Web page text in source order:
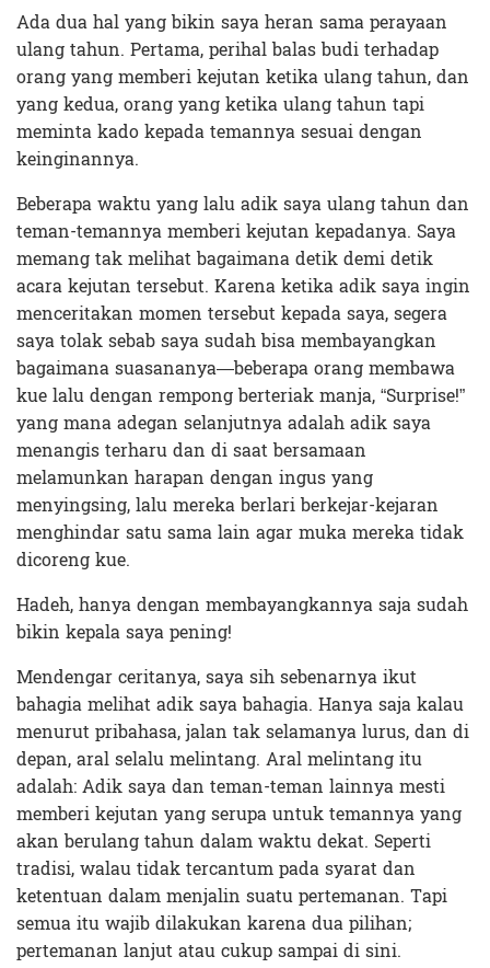
Ada dua hal yang bikin saya heran sama perayaan
ulang tahun. Pertama, perihal balas budi terhadap
orang yang memberi kejutan ketika ulang tahun, dan
yang kedua, orang yang ketika ulang tahun tapi
meminta kado kepada temannya sesuai dengan
keinginannya.
Beberapa waktu yang lalu adik saya ulang tahun dan
teman-temannya memberi kejutan kepadanya. Saya
memang tak melihat bagaimana detik demi detik
acara kejutan tersebut. Karena ketika adik saya ingin
menceritakan momen tersebut kepada saya, segera
saya tolak sebab saya sudah bisa membayangkan
bagaimana suasananya—beberapa orang membawa
kue lalu dengan rempong berteriak manja, “Surprise!”
yang mana adegan selanjutnya adalah adik saya
menangis terharu dan di saat bersamaan
melamunkan harapan dengan ingus yang
menyingsing, lalu mereka berlari berkejar-kejaran
menghindar satu sama lain agar muka mereka tidak
dicoreng kue.
Hadeh, hanya dengan membayangkannya saja sudah
bikin kepala saya pening!
Mendengar ceritanya, saya sih sebenarnya ikut
bahagia melihat adik saya bahagia. Hanya saja kalau
menurut pribahasa, jalan tak selamanya lurus, dan di
depan, aral selalu melintang. Aral melintang itu
adalah: Adik saya dan teman-teman lainnya mesti
memberi kejutan yang serupa untuk temannya yang
akan berulang tahun dalam waktu dekat. Seperti
tradisi, walau tidak tercantum pada syarat dan
ketentuan dalam menjalin suatu pertemanan. Tapi
semua itu wajib dilakukan karena dua pilihan;
pertemanan lanjut atau cukup sampai di sini.